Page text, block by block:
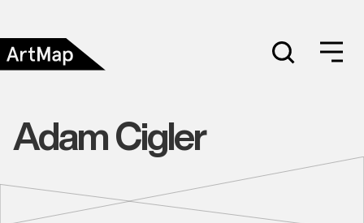
Adam Cigler